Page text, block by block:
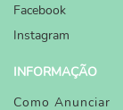
Facebook
Instagram
INFORMAÇÃO
Como Anunciar